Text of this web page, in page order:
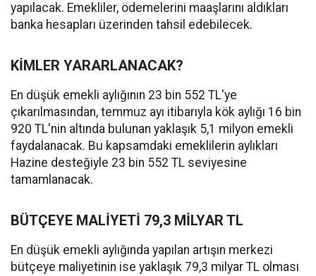
yapılacak. Emekliler, ödemelerini maaşlarını aldıkları
banka hesapları üzerinden tahsil edebilecek.
KİMLER YARARLANACAK?
En düşük emekli aylığının 23 bin 552 TL'ye
çıkarılmasından, temmuz ayı itibarıyla kök aylığı 16 bin
920 TL'nin altında bulunan yaklaşık 5,1 milyon emekli
faydalanacak. Bu kapsamdaki emeklilerin aylıkları
Hazine desteğiyle 23 bin 552 TL seviyesine
tamamlanacak.
BÜTÇEYE MALİYETİ 79,3 MİLYAR TL
En düşük emekli aylığında yapılan artışın merkezi
bütçeye maliyetinin ise yaklaşık 79,3 milyar TL olması